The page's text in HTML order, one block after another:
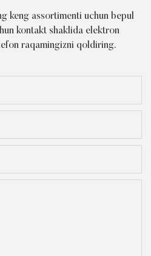
keng assortimenti uchun bepul
kontakt shaklida elektron
raqamingizni qoldiring.